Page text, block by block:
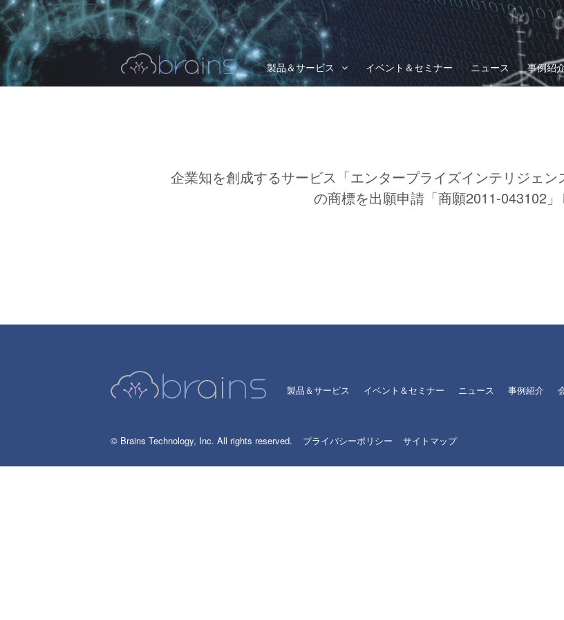
製品＆サービス イベント＆セミナー ニュース 事例紹
企業知を創成するサービス「エンタープライズインテリジェ
の商標を出願申請「商願2011-043102
製品＆サービス イベント＆セミナー ニュース 事例紹介
© Brains Technology, Inc. All rights reserved. プライバシーポリシー サイトマップ